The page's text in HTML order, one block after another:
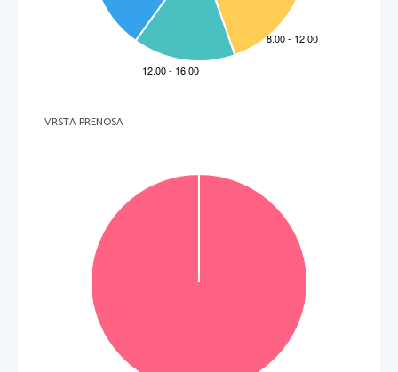
VRSTA PRENOSA